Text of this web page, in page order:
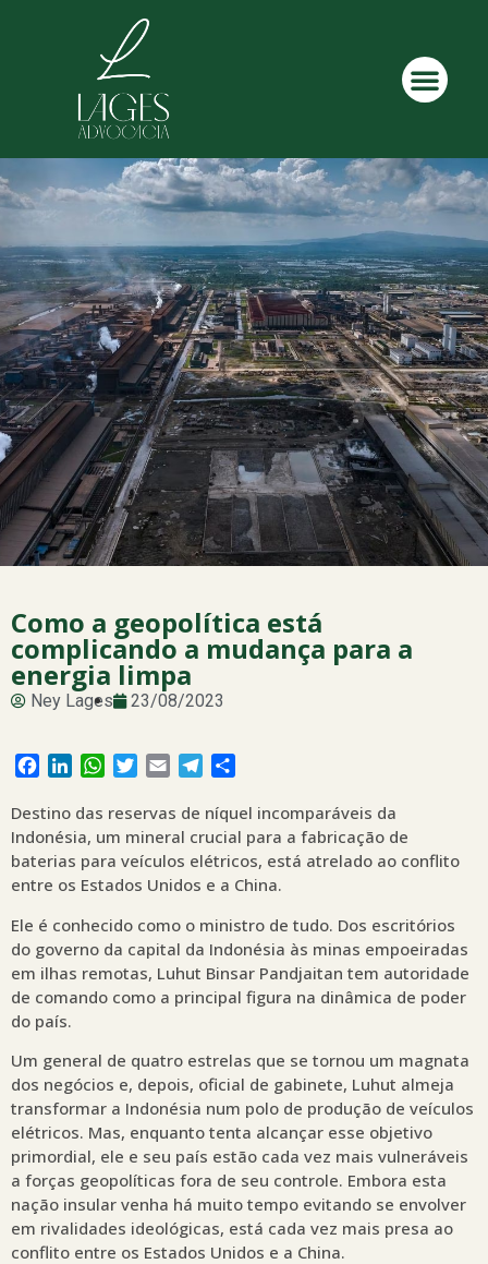
Como a geopolítica está
complicando a mudança para a
energia limpa
Ney Lages 23/08/2023
Facebook
LinkedInWhatsApp
Twitter
Email Telegram
Destino das reservas de níquel incomparáveis da
Indonésia, um mineral crucial para a fabricação de
baterias para veículos elétricos, está atrelado ao conflito
entre os Estados Unidos e a China.
Ele é conhecido como o ministro de tudo. Dos escritórios
do governo da capital da Indonésia às minas empoeiradas
em ilhas remotas, Luhut Binsar Pandjaitan tem autoridade
de comando como a principal figura na dinâmica de poder
do país.
Um general de quatro estrelas que se tornou um magnata
dos negócios e, depois, oficial de gabinete, Luhut almeja
transformar a Indonésia num polo de produção de veículos
elétricos. Mas, enquanto tenta alcançar esse objetivo
primordial, ele e seu país estão cada vez mais vulneráveis
a forças geopolíticas fora de seu controle. Embora esta
nação insular venha há muito tempo evitando se envolver
em rivalidades ideológicas, está cada vez mais presa ao
conflito entre os Estados Unidos e a China.